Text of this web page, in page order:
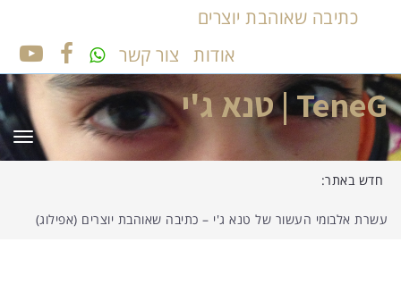
כתיבה שאוהבת יוצרים
אודות
צור קשר
TeneG | טנא ג'י
חדש באתר:
עשרת אלבומי העשור של טנא ג'י – כתיבה שאוהבת יוצרים (אפילוג)